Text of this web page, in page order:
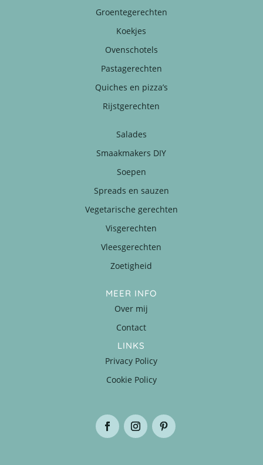
Groentegerechten
Koekjes
Ovenschotels
Pastagerechten
Quiches en pizza’s
Rijstgerechten
Salades
Smaakmakers DIY
Soepen
Spreads en sauzen
Vegetarische gerechten
Visgerechten
Vleesgerechten
Zoetigheid
MEER INFO
Over mij
Contact
LINKS
Privacy Policy
Cookie Policy